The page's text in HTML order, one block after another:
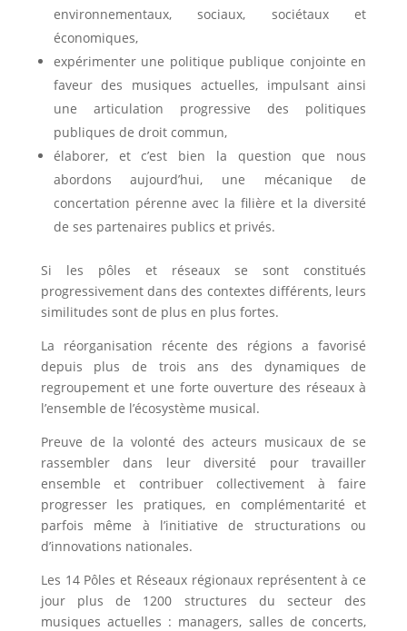
environnementaux, sociaux, sociétaux et
économiques,
expérimenter une politique publique conjointe en
faveur des musiques actuelles, impulsant ainsi
une articulation progressive des politiques
publiques de droit commun,
élaborer, et c’est bien la question que nous
abordons aujourd’hui, une mécanique de
concertation pérenne avec la filière et la diversité
de ses partenaires publics et privés.
Si les pôles et réseaux se sont constitués
progressivement dans des contextes différents, leurs
similitudes sont de plus en plus fortes.
La réorganisation récente des régions a favorisé
depuis plus de trois ans des dynamiques de
regroupement et une forte ouverture des réseaux à
l’ensemble de l’écosystème musical.
Preuve de la volonté des acteurs musicaux de se
rassembler dans leur diversité pour travailler
ensemble et contribuer collectivement à faire
progresser les pratiques, en complémentarité et
parfois même à l’initiative de structurations ou
d’innovations nationales.
Les 14 Pôles et Réseaux régionaux représentent à ce
jour plus de 1200 structures du secteur des
musiques actuelles : managers, salles de concerts,